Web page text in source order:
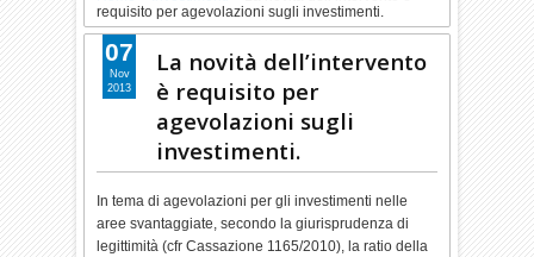
requisito per agevolazioni sugli investimenti.
La novità dell’intervento
è requisito per
agevolazioni sugli
investimenti.
In tema di agevolazioni per gli investimenti nelle
aree svantaggiate, secondo la giurisprudenza di
legittimità (cfr Cassazione 1165/2010), la ratio della
07
Nov
2013